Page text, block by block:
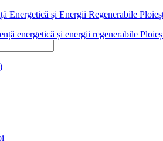
Energetică și Energii Regenerabile